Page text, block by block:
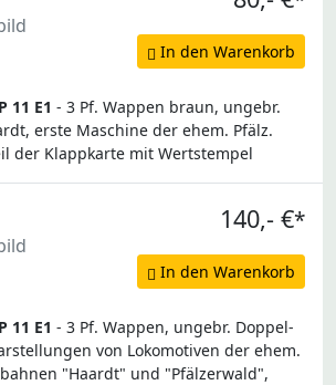
In den Warenkorb
11 E1 - 3 Pf. Wappen braun, ungebr.
erste Maschine der ehem. Pfälz.
der Klappkarte mit Wertstempel
140,- €*
In den Warenkorb
11 E1 - 3 Pf. Wappen, ungebr. Doppel-
von Lokomotiven der ehem.
"Haardt" und "Pfälzerwald",